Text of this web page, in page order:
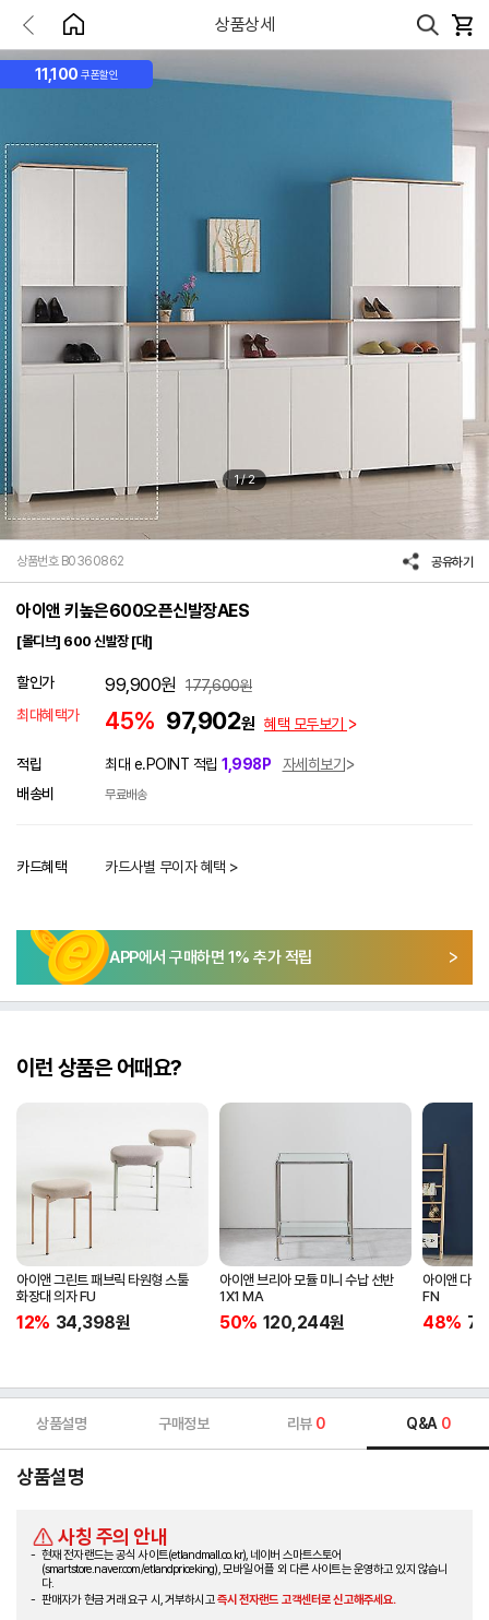
상품상세
11,100 쿠폰할인
1/2
상품번호 B0360862 공유하기
아이앤 키높은600오픈신발장AES
[몰디브] 600 신발장 [대]
할인가 99,900원 177,600원
최대혜택가
45% 97,902원 혜택 모두보기
적립 최대 e.POINT 적립 1,998P
자세히보기
배송비
무료배송
카드혜택 카드사별 무이자 혜택 >
APP에서 구매하면 1% 추가 적립
이런 상품은 어때요?
아이앤 그린트 패브릭 타원형 스툴
화장대 의자 FU
12% 34,398원
아이앤 브리아 모듈 미니 수납 선반
1X1 MA
50% 120,244원
아이앤 다
FN
48%
상품설명 구매정보 리뷰 0 Q&A 0
상품설명
사칭 주의 안내
현재 전자랜드는 공식 사이트(etlandmall.co.kr), 네이버 스마트스토어
(smartstore.naver.com/etlandpriceking), 모바일 어플 외 다른 사이트는 운영하고 있지 않습니
다.
판매자가 현금 거래 요구 시, 거부하시고즉시 전자랜드 고객센터로 신고해주세요.